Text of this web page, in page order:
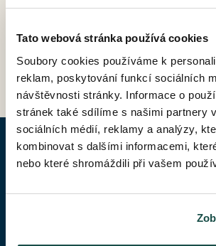
Tato webová stránka používá cookies
Soubory cookies používáme k
reklam, poskytování funkcí sociálních
návštěvnosti stránky. Informace o
stránek také sdílíme s našimi partnery
sociálních médií, reklamy a analýzy,
kombinovat s dalšími informacemi,
nebo které shromáždili při vašem
ZPĚT DO
POPTAT